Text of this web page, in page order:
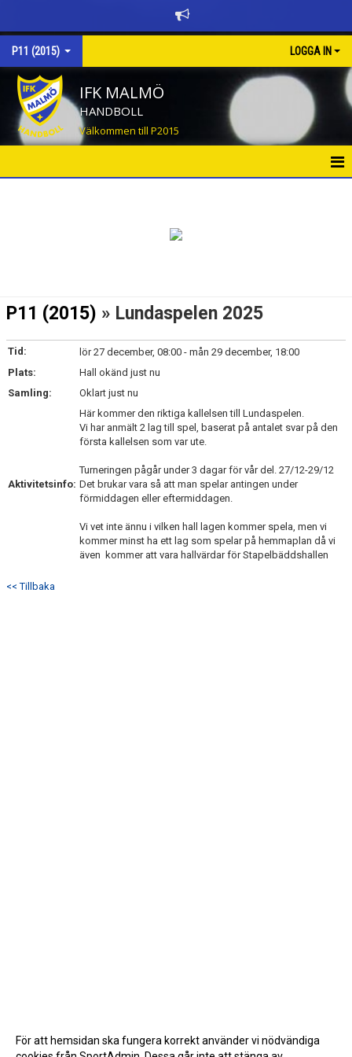
P11 (2015) LOGGA IN
IFK MALMÖ
HANDBOLL
Välkommen till P2015
DOKUMENT
P11 (2015) » Lundaspelen 2025
Tid:
lör 27 december, 08:00 - mån 29 december, 18:00
Plats:
Hall okänd just nu
Samling:
Oklart just nu
Aktivitetsinfo:
Här kommer den riktiga kallelsen till Lundaspelen.
Vi har anmält 2 lag till spel, baserat på antalet svar på den
första kallelsen som var ute.
Turneringen pågår under 3 dagar för vår del. 27/12-29/12
Det brukar vara så att man spelar antingen under
förmiddagen eller eftermiddagen.
Vi vet inte ännu i vilken hall lagen kommer spela, men vi
kommer minst ha ett lag som spelar på hemmaplan då vi
även kommer att vara hallvärdar för Stapelbäddshallen
<< Tillbaka
För att hemsidan ska fungera korrekt använder vi nödvändiga